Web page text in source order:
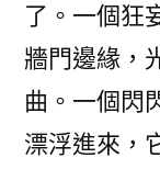
了。一個狂
牆門邊緣，
曲。一個閃
漂浮進來，